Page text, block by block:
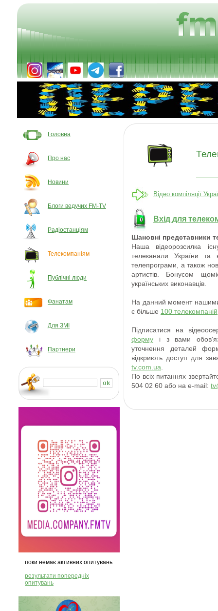
Головна
Про нас
Новини
Блоги ведучих FM-TV
Радіостанціям
Телекомпаніям
Публічні люди
Фанатам
Для ЗМІ
Партнери
поки немає активних опитувань
результати попередніх
опитувань
Відео компіляції
Вхід для
Шановні представники
Наша відеорозсилка
телеканали України та
телепрограми, а також
артистів. Бонусом
українських виконавців.
На данний момент нашими
є більше 100 телекомпаній
Підписатися на
форму і з вами
уточнення деталей
відкриють доступ для
tv.com.ua
По всіх питаннях
504 02 60 або на e-mail: